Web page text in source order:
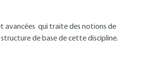
avancées qui traite des notions de
de base de cette discipline.